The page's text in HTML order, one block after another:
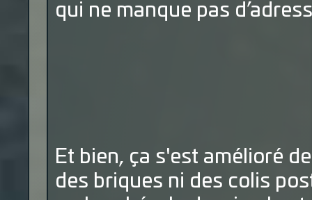
qui ne manque pas
Et bien, ça s'est amélioré
des briques ni des colis